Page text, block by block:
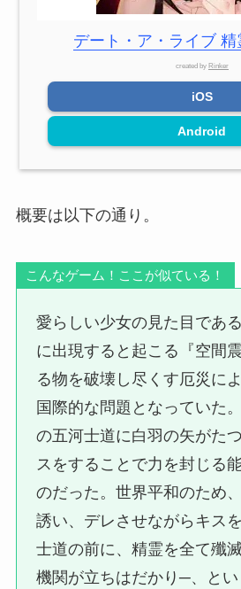
デート・ア・ライブ 精
created by Rinker
iOS
Android
概要は以下の通り。
こんなゲーム！ここが似ている！
愛らしい少女の見た目であ
に出現すると起こる『空間
る物を破壊し尽くす厄災に
国際的な問題となっていた
の五河士道に白羽の矢がた
スをすることで力を封じる
のだった。世界平和のため
誘い、デレさせながらキス
士道の前に、精霊を全て殲
機関が立ちはだかり─、と